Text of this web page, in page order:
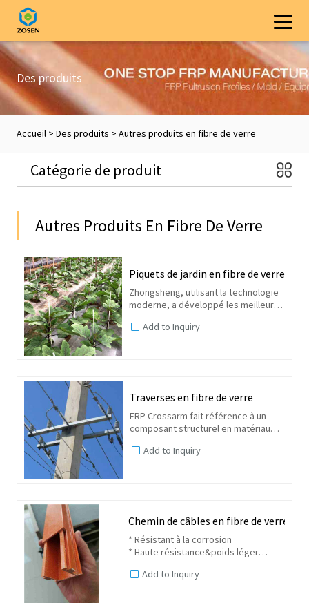
Des produits
Accueil> Des produits > Autres produits en fibre de verre
Autres Produits En Fibre De Verre
Piquets de jardin en fibre de verre
Zhongsheng, utilisant la technologie
moderne, a développé les meilleurs
fibre de verre composite. Ce produit,
Add to Inquiry
Traverses en fibre de verre
FRP Crossarm fait référence à un
composant structurel en matériau
fibres. Il est conçu pour supporter
Add to Inquiry
Chemin de câbles en fibre de verre
* Résistant à la corrosion
* Haute résistance&poids léger
* Retardateur de flamme
Add to Inquiry
Catégorie de produit